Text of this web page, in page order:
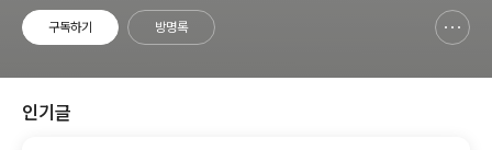
구독하기 방명록
인기글